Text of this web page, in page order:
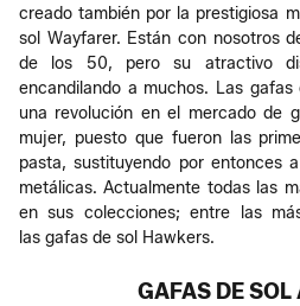
creado también por la prestigiosa
sol Wayfarer. Están con nosotros
de los 50, pero su atractivo
encandilando a muchos. Las
una revolución en el mercado de
mujer, puesto que fueron las
pasta, sustituyendo por entonces
metálicas. Actualmente todas las
en sus colecciones; entre las
las gafas de sol Hawkers.
GAFAS DE SOL